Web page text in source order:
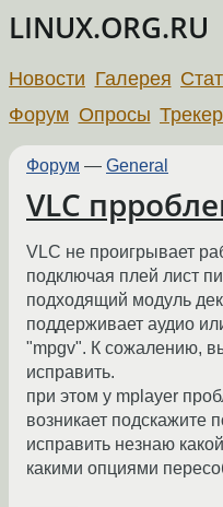
LINUX.ORG.RU
Новости Галерея
Форум Опросы Трекер
Форум — General
VLC
VLC не проигрывает
подключая плей лист
подходящий модуль
поддерживает аудио
"mpgv". К сожалению,
исправить.
при этом у mplayer
возникает подскажите
исправить незнаю
какими опциями